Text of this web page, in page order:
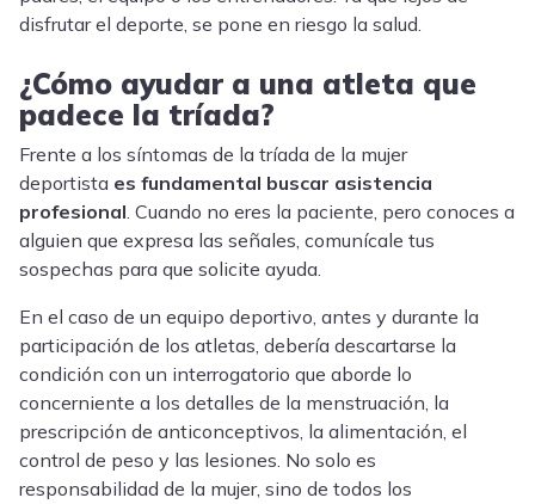
disfrutar el deporte, se pone en riesgo la salud.
¿Cómo ayudar a una atleta que
padece la tríada?
Frente a los síntomas de la tríada de la mujer
deportista es fundamental buscar asistencia
profesional. Cuando no eres la paciente, pero conoces a
alguien que expresa las señales, comunícale tus
sospechas para que solicite ayuda.
En el caso de un equipo deportivo, antes y durante la
participación de los atletas, debería descartarse la
condición con un interrogatorio que aborde lo
concerniente a los detalles de la menstruación, la
prescripción de anticonceptivos, la alimentación, el
control de peso y las lesiones. No solo es
responsabilidad de la mujer, sino de todos los